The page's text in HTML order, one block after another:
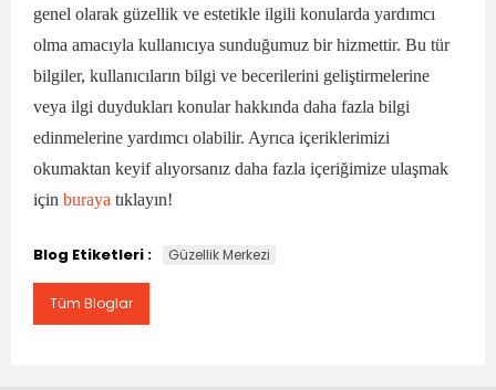
genel olarak güzellik ve estetikle ilgili konularda yardımcı
olma amacıyla kullanıcıya sunduğumuz bir hizmettir. Bu tür
bilgiler, kullanıcıların bilgi ve becerilerini geliştirmelerine
veya ilgi duydukları konular hakkında daha fazla bilgi
edinmelerine yardımcı olabilir. Ayrıca içeriklerimizi
okumaktan keyif alıyorsanız daha fazla içeriğimize ulaşmak
için buraya tıklayın!
Blog Etiketleri : Güzellik Merkezi
Tüm Bloglar